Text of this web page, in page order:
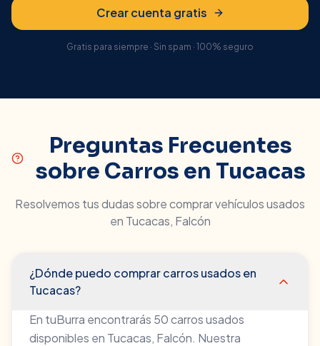
Crear cuenta gratis
Gratis para siempre · Sin spam · 100% seguro
Preguntas Frecuentes
sobre Carros en Tucacas
Resolvemos tus dudas sobre comprar vehículos usados
en Tucacas, Falcón
¿Dónde puedo comprar carros usados en
Tucacas?
En tuBurra encontrarás 50 carros usados
disponibles en Tucacas, Falcón. Nuestra